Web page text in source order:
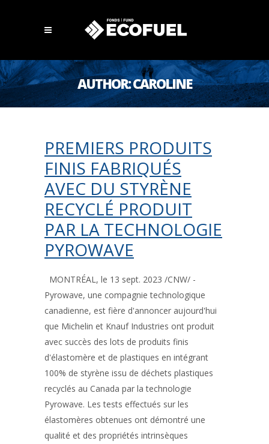
AUTHOR: CAROLINE
PREMIERS PRODUITS
FINIS FABRIQUÉS
AVEC DU STYRÈNE
RECYCLÉ PRODUIT
PAR LA TECHNOLOGIE
PYROWAVE
MONTRÉAL, le 13 sept. 2023 /CNW/ -
Pyrowave, une compagnie technologique
canadienne, est fière d'annoncer aujourd'hui
que Michelin et Knauf Industries ont produit
avec succès des lots de produits finis
d'élastomère et de plastiques en intégrant
100% de styrène issu de déchets plastiques
recyclés au Canada par la technologie
Pyrowave. Les tests effectués sur les
élastomères obtenues ont démontré une
qualité et des propriétés intrinsèques